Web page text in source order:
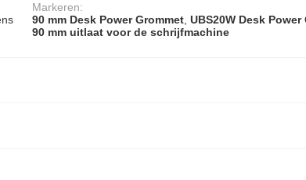
Markeren:
90 mm Desk Power Grommet UBS20W Desk Power
90 mm uitlaat voor de schrijfmachine